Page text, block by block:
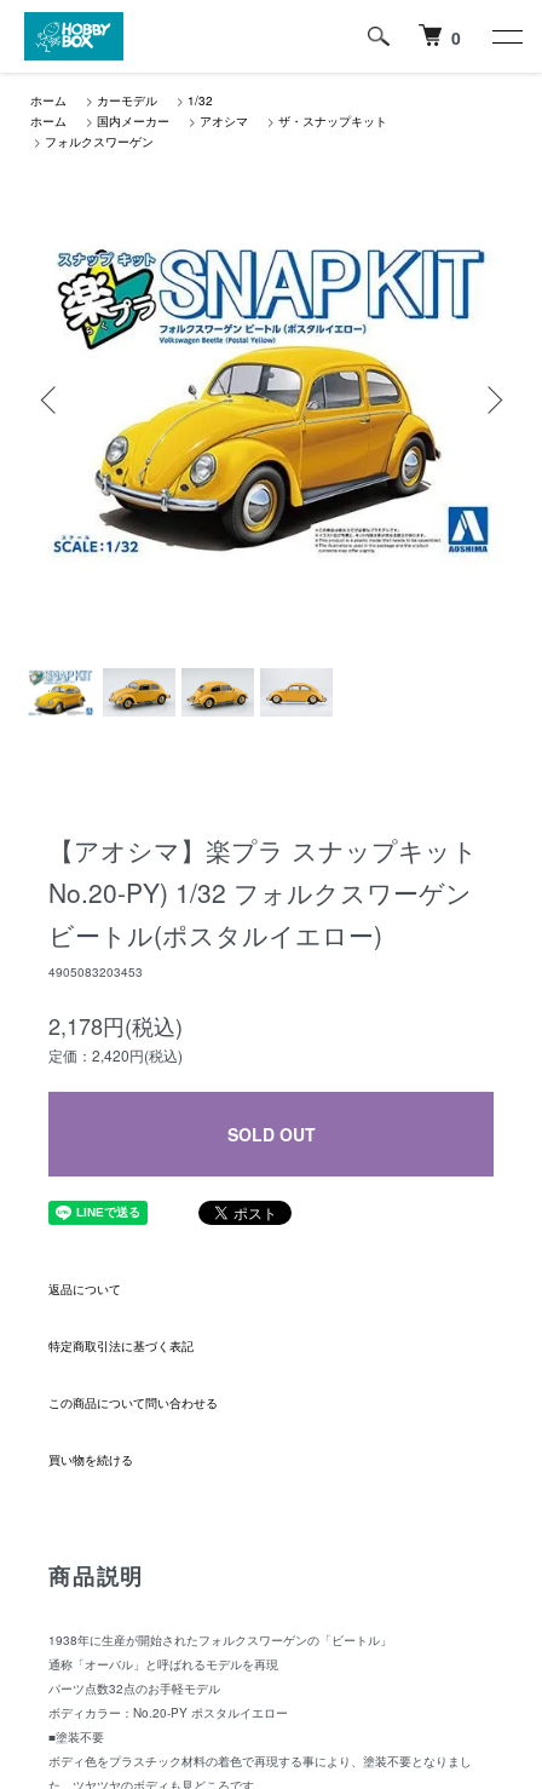
0
ホーム > カーモデル > 1/32
ホーム
> 国内メーカー > アオシマ > ザ・スナップキット
> フォルクスワーゲン
【アオシマ】楽プラ スナップキット
No.20-PY) 1/32 フォルクスワーゲン
ビートル(ポスタルイエロー)
4905083203453
2,178円(税込)
定価：2,420円(税込)
SOLD OUT
返品について
特定商取引法に基づく表記
この商品について問い合わせる
買い物を続ける
商品説明
1938年に生産が開始されたフォルクスワーゲンの「ビートル」
通称「オーバル」と呼ばれるモデルを再現
パーツ点数32点のお手軽モデル
ボディカラー：No.20-PY ポスタルイエロー
■塗装不要
ボディ色をプラスチック材料の着色で再現する事により、塗装不要となりまし
た。ツヤツヤのボディも見どころです。